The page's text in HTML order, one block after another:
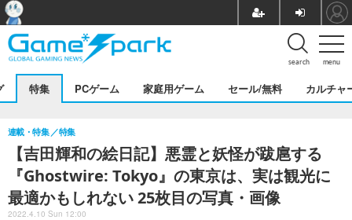
menu
search
特集 PCゲーム 家庭用ゲーム セール/無料 カルチャ
【吉田輝和の絵日記】悪霊と妖怪が跋扈する
『Ghostwire: Tokyo』の東京は、実は観光に
最適かもしれない 25枚目の写真・画像
連載・特集 特集
2022.4.10 Sun 12:00